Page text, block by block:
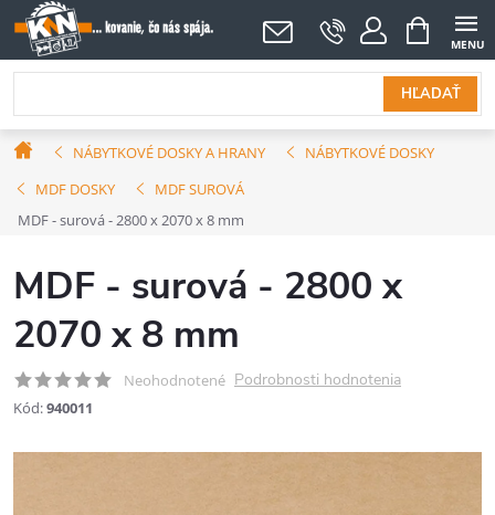
Prejsť
na
obsah
HĽADAŤ
NÁKUPNÝ
KOŠÍK
DomovNÁBYTKOVÉ DOSKY A HRANY
NÁBYTKOVÉ DOSKY
MDF DOSKY
MDF SUROVÁ
MDF - surová - 2800 x 2070 x 8 mm
MDF - surová - 2800 x
2070 x 8 mm
Neohodnotené Podrobnosti hodnotenia
Kód:940011